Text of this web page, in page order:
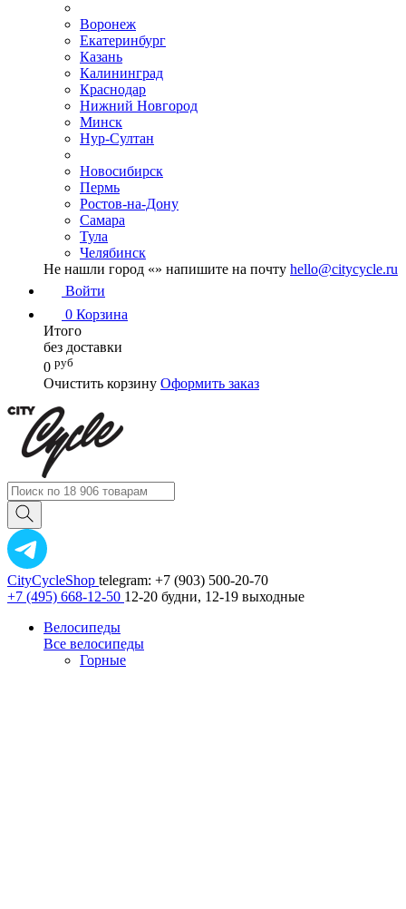
Воронеж
Екатеринбург
Казань
Калининград
Краснодар
Нижний Новгород
Минск
Нур-Султан
Новосибирск
Пермь
Ростов-на-Дону
Самара
Тула
Челябинск
Не нашли город «» напишите на почту hello@citycycle.ru
Войти
0 Корзина
Итого
без доставки
0 руб
Очистить корзину Оформить заказ
CityCycleShop telegram: +7 (903) 500-20-70
+7 (495) 668-12-50 12-20 будни, 12-19 выходные
Велосипеды
Все велосипеды
Горные